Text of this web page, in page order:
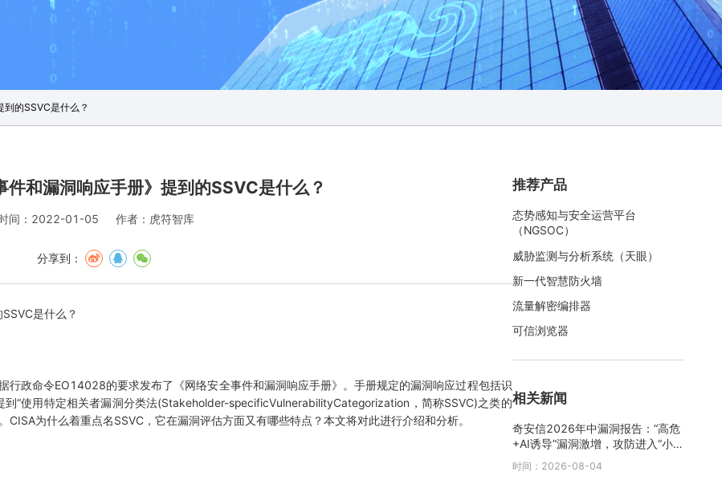
的SSVC是什么？
件和漏洞响应手册》提到的SSVC是什么？
间：2022-01-05 作者：虎符智库
分享到：
政命令EO14028的要求发布了《网络安全事件和漏洞响应手册》。手册规定的漏洞响应过程包括识
“使用特定相关者漏洞分类法(Stakeholder-specificVulnerabilityCategorization，简称SSVC)之类的
为什么着重点名SSVC，它在漏洞评估方面又有哪些特点？本文将对此进行介绍和分析。
推荐产品
态势感知与安全运营平台
（NGSOC）
威胁监测与分析系统（天眼）
新一代智慧防火墙
流量解密编排器
可信浏览器
相关新闻
奇安信2026年中漏洞报告：“高危
+AI诱导”漏洞激增，攻防进入“小时
级”时代
时间：2026-08-04